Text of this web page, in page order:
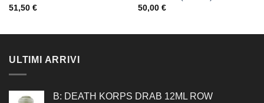
51,50 €
50,00 €
ULTIMI ARRIVI
B: DEATH KORPS DRAB 12ML ROW